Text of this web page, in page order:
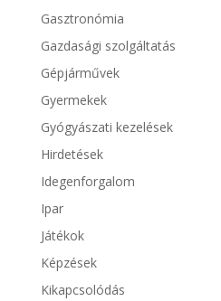
Gasztronómia
Gazdasági szolgáltatás
Gépjárművek
Gyermekek
Gyógyászati kezelések
Hirdetések
Idegenforgalom
Ipar
Játékok
Képzések
Kikapcsolódás